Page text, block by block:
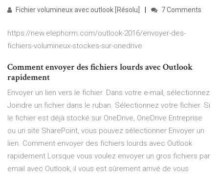
Fichier volumineux avec outlook [Résolu] 7 Comments
https://new.elephorm.com/outlook-2016/envoyer-des-
fichiers-volumineux-stockes-sur-onedrive
Comment envoyer des fichiers lourds avec Outlook
rapidement
Envoyer un lien vers le fichier. Dans votre e-mail, sélectionnez
Joindre un fichier dans le ruban. Sélectionnez votre fichier. Si
le fichier est déjà stocké sur OneDrive, OneDrive Entreprise
ou un site SharePoint, vous pouvez sélectionner Envoyer un
lien. Comment envoyer des fichiers lourds avec Outlook
rapidement Lorsque vous voulez envoyer un gros fichiers par
email avec Outlook, il vous est sûrement arrivé de vous